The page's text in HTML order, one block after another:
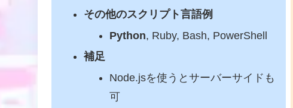
その他のスクリプト言語例
Python, Ruby, Bash, PowerShell
補足
Node.jsを使うとサーバーサイドも
可